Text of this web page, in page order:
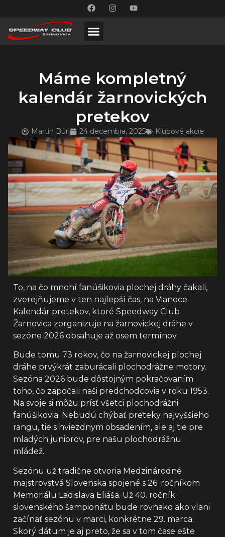
Máme kompletný
kalendár žarnovických
pretekov
Martin Búri 24 decembra, 2025 Klubové akcie
To, na čo mnohí fanúšikovia plochej dráhy čakali,
zverejňujeme v ten najlepší čas, na Vianoce.
Kalendár pretekov, ktoré Speedway Club
Žarnovica zorganizuje na žarnovickej dráhe v
sezóne 2026 obsahuje až osem termínov.
Bude tomu 73 rokov, čo na žarnovickej plochej
dráhe prvýkrát zaburácali plochodrážne motory.
Sezóna 2026 bude dôstojným pokračovaním
toho, čo započali naši predchodcovia v roku 1953.
Na svoje si môžu prísť všetci plochodrážni
fanúšikovia. Nebudú chýbať preteky najvyššieho
rangu, tie s hviezdnym obsadením, ale aj tie pre
mladých juniorov, pre našu plochodrážnu
mládež.
Sezónu už tradične otvoria Medzinárodné
majstrovstvá Slovenska spojené s 26. ročníkom
Memoriálu Ladislava Eliáša. Už 40. ročník
slovenského šampionátu bude rovnako ako vlani
začínať sezónu v marci, konkrétne 29. marca.
Skorý dátum je aj preto, že sa v tom čase ešte